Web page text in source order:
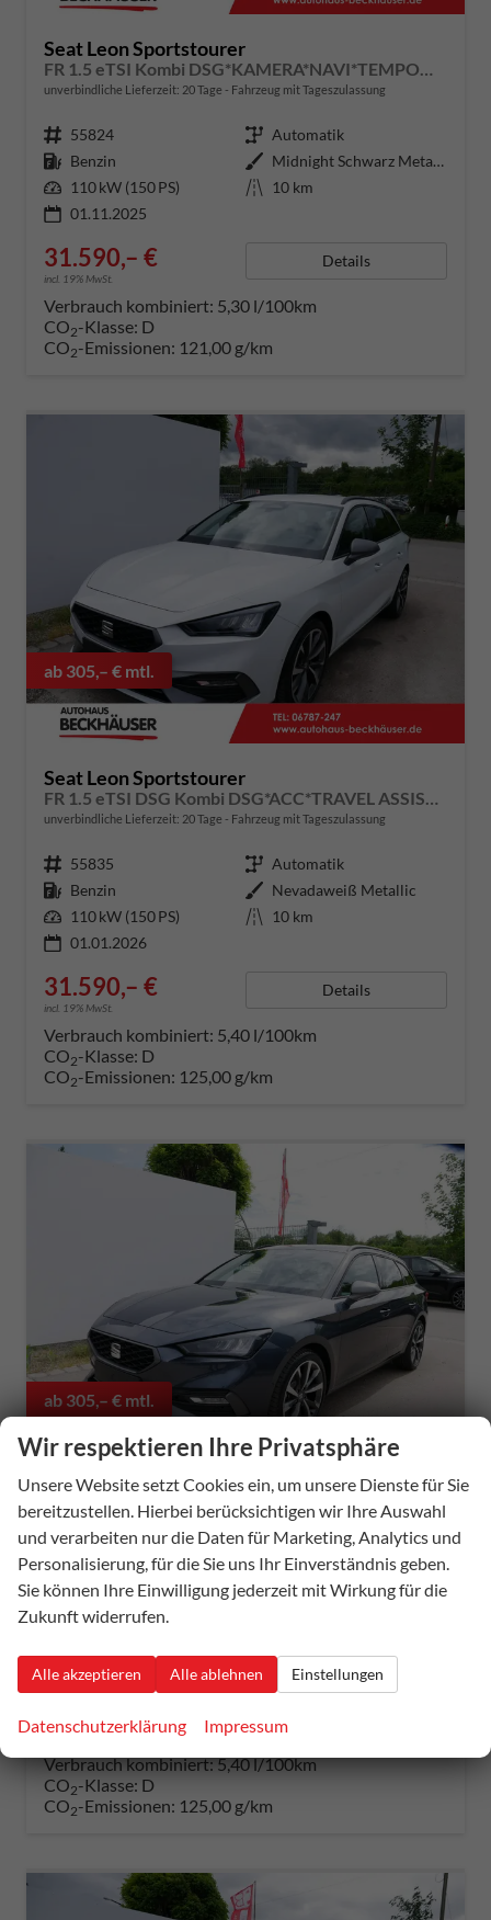
Seat Leon Sportstourer
FR 1.5 eTSI Kombi DSG*KAMERA*NAVI*TEMPOMAT*3-ZONE KILMAAUTOMATIK*VIRTUAL COCKPIT*
unverbindliche Lieferzeit: 20 Tage Fahrzeug mit Tageszulassung
Fahrzeugnummer 55824 Getriebe Automatik
Kraftstoff Benzin Außenfarbe
Midnight Schwarz Metallic
Leistung 110 kW (150 PS) Kilometerstand 10 km
01.11.2025
31.590,– €
incl. 19% MwSt.
Details
Verbrauch kombiniert: 5,30 l/100km
CO2-Klasse: D
CO2-Emissionen: 121,00 g/km
ab 305,– € mtl.
Seat Leon Sportstourer
FR 1.5 eTSI DSG Kombi DSG*ACC*TRAVEL ASSIST*KAMERA*TEMPOMAT*NAVI*FULL LINK*WINTERPAKET*
unverbindliche Lieferzeit: 20 Tage Fahrzeug mit Tageszulassung
Fahrzeugnummer 55835 Getriebe Automatik
Kraftstoff Benzin Außenfarbe Nevadaweiß Metallic
Leistung 110 kW (150 PS) Kilometerstand 10 km
01.01.2026
31.590,– €
incl. 19% MwSt.
Details
Verbrauch kombiniert: 5,40 l/100km
CO2-Klasse: D
CO2-Emissionen: 125,00 g/km
ab 305,– € mtl.
Seat Leon Sportstourer
unverbindliche Lieferzeit:20 Tage Fahrzeug mit Tageszulassung
Fahrzeugnummer 55838 Getriebe Automatik
Kraftstoff Benzin
01.01.2026
31.590,– €
incl. 19% MwSt.
Verbrauch kombiniert:5,40 l/100km
CO2-Klasse: D
CO2-Emissionen: 125,00 g/km
Wir respektieren Ihre Privatsphäre
Unsere Website setzt Cookies ein, um unsere Dienste für Sie
bereitzustellen. Hierbei berücksichtigen wir Ihre Auswahl
und verarbeiten nur die Daten für Marketing, Analytics und
Personalisierung, für die Sie uns Ihr Einverständnis geben.
Sie können Ihre Einwilligung jederzeit mit Wirkung für die
Zukunft widerrufen.
Alle akzeptieren Alle ablehnen Einstellungen
Datenschutzerklärung Impressum